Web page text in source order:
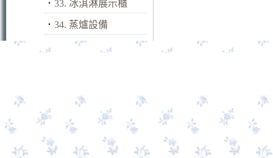
． 33. 冰淇淋展示櫃
． 34. 蒸爐設備